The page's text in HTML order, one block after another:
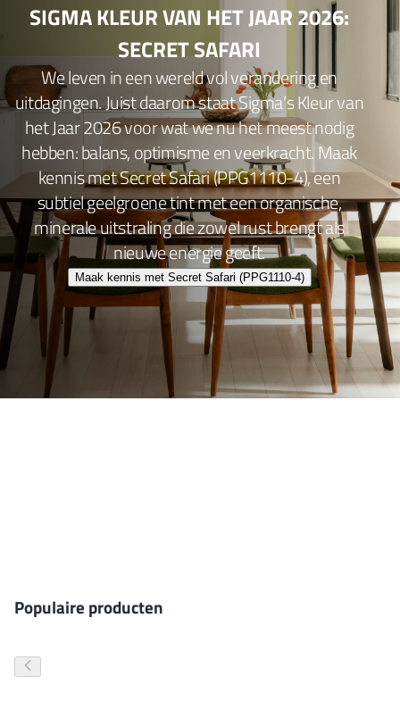
SIGMA KLEUR VAN HET JAAR 2026:
SECRET SAFARI
We leven in een wereld vol verandering en
uitdagingen. Juist daarom staat Sigma’s Kleur van
het Jaar 2026 voor wat we nu het meest nodig
hebben: balans, optimisme en veerkracht. Maak
kennis met Secret Safari (PPG1110-4), een
subtiel geelgroene tint met een organische,
minerale uitstraling die zowel rust brengt als
nieuwe energie geeft.
Maak kennis met Secret Safari (PPG1110-4)
Populaire producten